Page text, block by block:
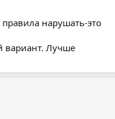
нарушать-это
вариант. Лучше